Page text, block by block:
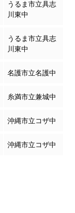
うるま市立具志
川東中
うるま市立具志
川東中
名護市立名護中
糸満市立兼城中
沖縄市立コザ中
沖縄市立コザ中